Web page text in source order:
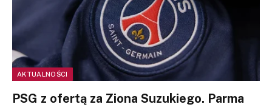
AKTUALNOŚCI
PSG z ofertą za Ziona Suzukiego. Parma